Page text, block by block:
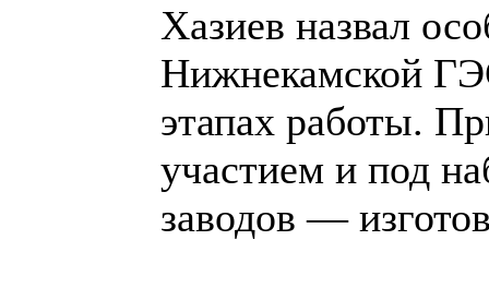
Хазиев назвал
Нижнекамской
этапах работы.
участием и под
заводов —